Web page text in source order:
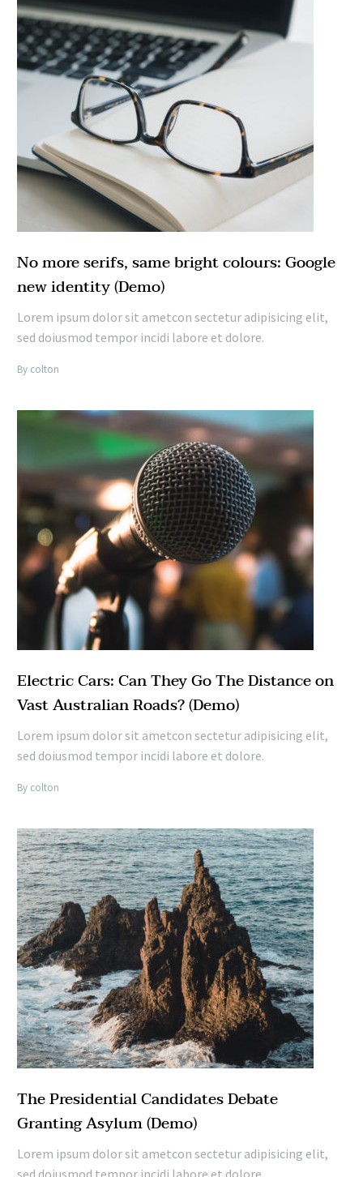
No more serifs, same bright colours: Google
new identity (Demo)
Lorem ipsum dolor sit ametcon sectetur adipisicing elit,
sed doiusmod tempor incidi labore et dolore.
By colton
Electric Cars: Can They Go The Distance on
Vast Australian Roads? (Demo)
Lorem ipsum dolor sit ametcon sectetur adipisicing elit,
sed doiusmod tempor incidi labore et dolore.
By colton
The Presidential Candidates Debate
Granting Asylum (Demo)
Lorem ipsum dolor sit ametcon sectetur adipisicing elit,
sed doiusmod tempor incidi labore et dolore.